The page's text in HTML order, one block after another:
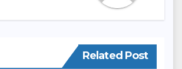
Related Post